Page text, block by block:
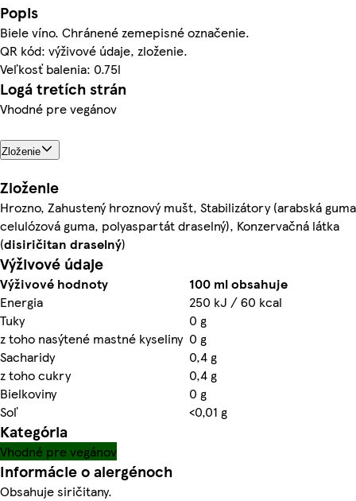
Popis
Biele víno. Chránené zemepisné označenie.
QR kód: výživové údaje, zloženie.
Veľkosť balenia: 0.75l
Logá tretích strán
Vhodné pre vegánov
Zloženie
Zloženie
Hrozno, Zahustený hroznový mušt, Stabilizátory (arabská
celulózová guma, polyaspartát draselný), Konzervačná látka
(disiričitan draselný)
Výživové údaje
Výživové hodnoty
100 ml obsahuje
Energia
250 kJ / 60 kcal
Tuky
0 g
z toho nasýtené mastné kyseliny 0 g
Sacharidy
0,4 g
z toho cukry
0,4 g
Bielkoviny
0 g
Soľ
<0,01 g
Kategória
Vhodné pre vegánov
Informácie o alergénoch
Obsahuje siričitany.